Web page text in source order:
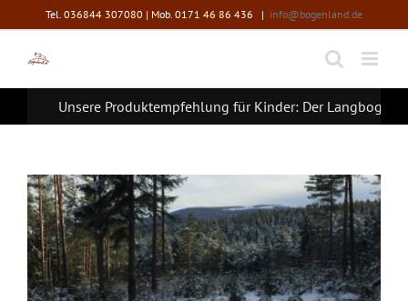
Inhalt
springen
Tel. 036844 307080 | Mob. 0171 46 86 436 | info@bogenland.de
Unsere Produktempfehlung für Kinder: Der Langbogen